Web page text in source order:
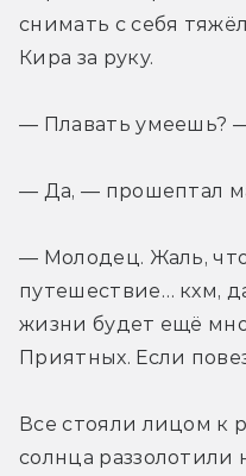
снимать с себя
Кира за руку.
— Плавать умеешь?
— Да, — прошептал
— Молодец. Жаль,
путешествие… кхм,
жизни будет ещё
Приятных. Если
Все стояли лицом к
солнца раззолотили